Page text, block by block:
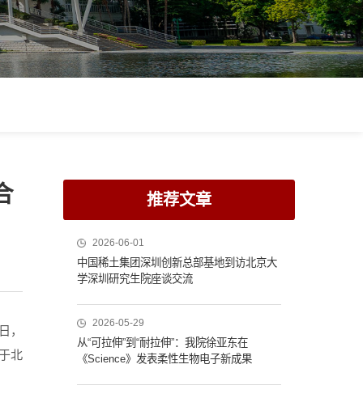
，
北
推荐文章
2026-06-01
中国稀土集团深圳创新总部基地到访北京大
学深圳研究生院座谈交流
2026-05-29
从“可拉伸”到“耐拉伸”：我院徐亚东在
《Science》发表柔性生物电子新成果